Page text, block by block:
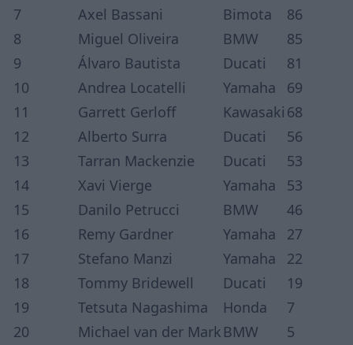
7
Axel Bassani Bimota
86
8
Miguel Oliveira BMW
85
9
Álvaro Bautista Ducati
81
10
Andrea Locatelli Yamaha
69
11
Garrett Gerloff Kawasaki 68
12
Alberto Surra Ducati
56
13
Tarran Mackenzie Ducati
53
14
Xavi Vierge Yamaha
53
15
Danilo Petrucci BMW
46
16
Remy Gardner Yamaha
27
17
Stefano Manzi Yamaha
22
18
Tommy Bridewell Ducati
19
19
Tetsuta Nagashima Honda
7
20
Michael van der Mark BMW
5